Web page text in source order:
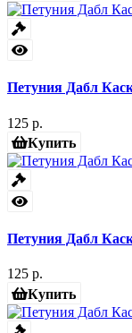
Петуния Дабл
125 р.
Купить
Петуния Дабл
125 р.
Купить